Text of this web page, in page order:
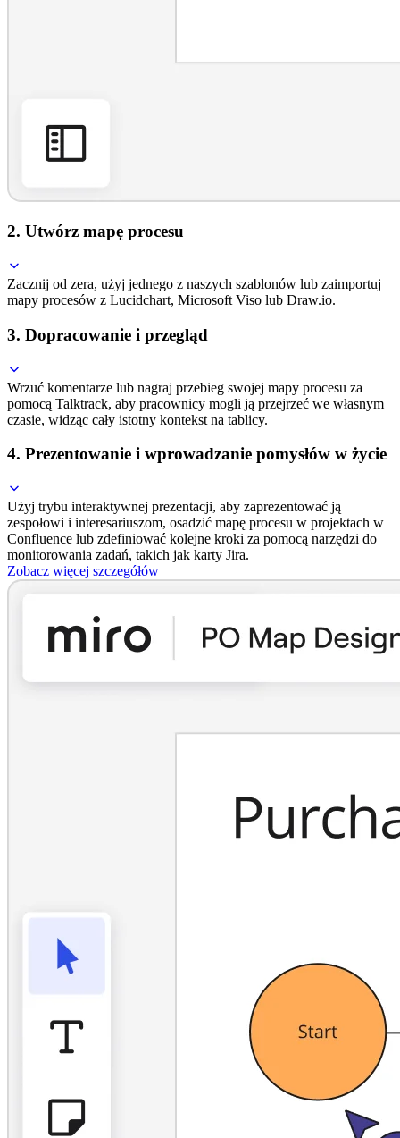
2. Utwórz mapę procesu
Zacznij od zera, użyj jednego z naszych szablonów lub zaimportuj
mapy procesów z Lucidchart, Microsoft Viso lub Draw.io.
3. Dopracowanie i przegląd
Wrzuć komentarze lub nagraj przebieg swojej mapy procesu za
pomocą Talktrack, aby pracownicy mogli ją przejrzeć we własnym
czasie, widząc cały istotny kontekst na tablicy.
4. Prezentowanie i wprowadzanie pomysłów w życie
Użyj trybu interaktywnej prezentacji, aby zaprezentować ją
zespołowi i interesariuszom, osadzić mapę procesu w projektach w
Confluence lub zdefiniować kolejne kroki za pomocą narzędzi do
monitorowania zadań, takich jak karty Jira.
Zobacz więcej szczegółów